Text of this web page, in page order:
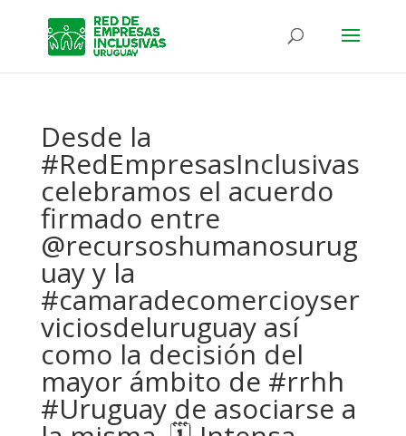
Desde la
#RedEmpresasInclusivas
celebramos el acuerdo
firmado entre
@recursoshumanosurug
uay y la
#camaradecomercioyser
viciosdeluruguay así
como la decisión del
mayor ámbito de #rrhh
#Uruguay de asociarse a